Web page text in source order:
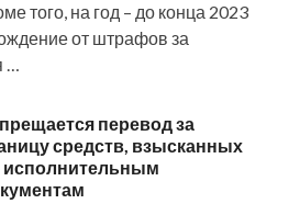
того, на год – до конца 2023
от штрафов за
…
перевод за
средств, взысканных
исполнительным